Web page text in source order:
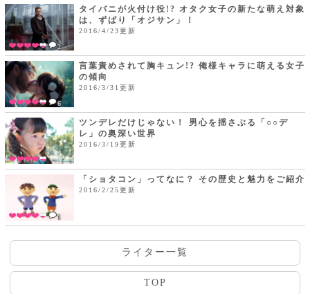
2
タイバニが火付け役!? オタク女子の新たな萌え対象
は、ずばり「オジサン」！
2016/4/23更新
6
言葉責めされて胸キュン!? 俺様キャラに萌える女子
の傾向
2016/3/31更新
ツンデレだけじゃない！ 男心を揺さぶる「○○デ
レ」の奥深い世界
2016/3/19更新
1
「ショタコン」ってなに？ その歴史と魅力をご紹介
2016/2/25更新
ライター一覧
TOP